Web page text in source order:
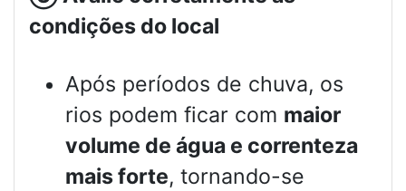
condições do local
Após períodos de chuva, os
rios podem ficar com maior
volume de água e correnteza
mais forte, tornando-se